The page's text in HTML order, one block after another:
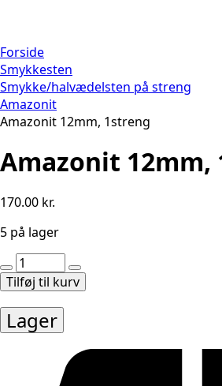
Forside
Smykkesten
Smykke/halvædelsten på streng
Amazonit
Amazonit 12mm, 1streng
Amazonit 12mm,
170.00 kr.
5 på lager
Amazonit
12mm,
1streng
antal
Tilføj til kurv
Lager